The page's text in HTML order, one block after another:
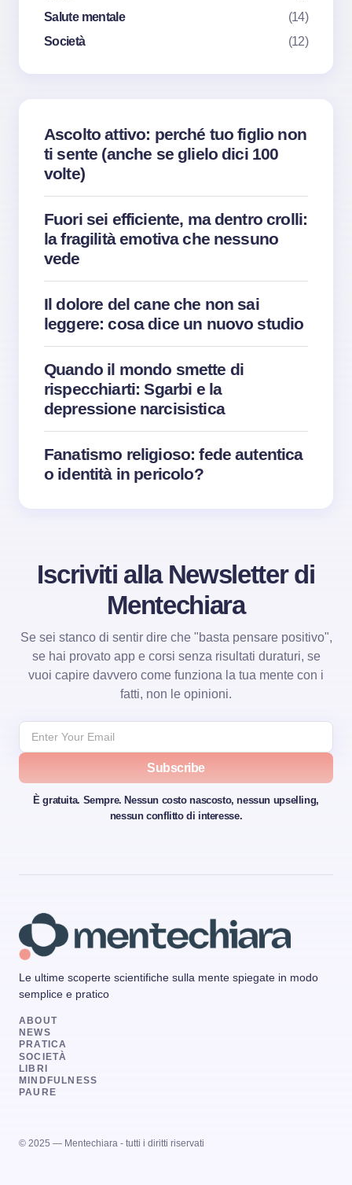
Salute mentale
(14)
Società
(12)
Ascolto attivo: perché tuo figlio non
ti sente (anche se glielo dici 100
volte)
Fuori sei efficiente, ma dentro crolli:
la fragilità emotiva che nessuno
vede
Il dolore del cane che non sai
leggere: cosa dice un nuovo studio
Quando il mondo smette di
rispecchiarti: Sgarbi e la
depressione narcisistica
Fanatismo religioso: fede autentica
o identità in pericolo?
Iscriviti alla Newsletter di
Mentechiara
Se sei stanco di sentir dire che "basta pensare positivo",
se hai provato app e corsi senza risultati duraturi, se
vuoi capire davvero come funziona la tua mente con i
fatti, non le opinioni.
Subscribe
È gratuita. Sempre. Nessun costo nascosto, nessun upselling,
nessun conflitto di interesse.
Le ultime scoperte scientifiche sulla mente spiegate in modo
semplice e pratico
ABOUT
NEWS
PRATICA
SOCIETÀ
LIBRI
MINDFULNESS
PAURE
© 2025 — Mentechiara - tutti i diritti riservati